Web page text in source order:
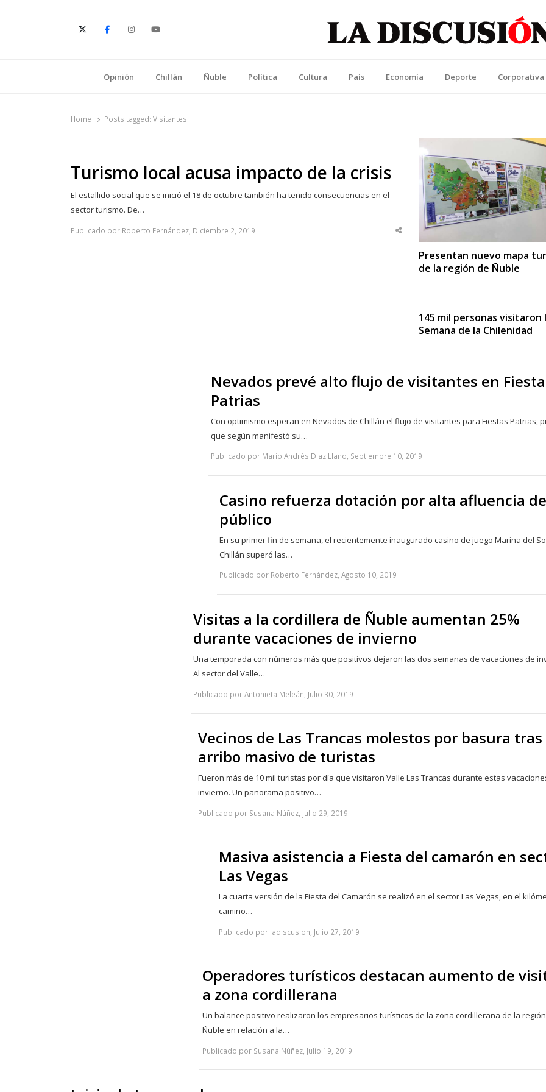
Opinión Chillán Ñuble Política Cultura País Economía Deporte Corporativa
Home Posts tagged: Visitantes
Turismo local acusa impacto de la crisis
El estallido social que se inició el 18 de octubre también ha tenido consecuencias en el
sector turismo. De…
Publicado por Roberto Fernández, Diciembre 2, 2019
Share
Presentan nuevo mapa
de la región de Ñuble
145 mil personas visitaron
Semana de la Chilenidad
Nevados prevé alto flujo de visitantes en
Patrias
Con optimismo esperan en Nevados de Chillán el flujo de visitantes para Fiestas Patrias,
que según manifestó su…
Publicado por Mario Andrés Diaz Llano, Septiembre 10, 2019
Casino refuerza dotación por alta afluencia de
público
En su primer fin de semana, el recientemente inaugurado casino de juego Marina del
Chillán superó las…
Publicado por Roberto Fernández, Agosto 10, 2019
Visitas a la cordillera de Ñuble aumentan 25%
durante vacaciones de invierno
Una temporada con números más que positivos dejaron las dos semanas de vacaciones de
Al sector del Valle…
Publicado por Antonieta Meleán, Julio 30, 2019
Vecinos de Las Trancas molestos por basura tras
arribo masivo de turistas
Fueron más de 10 mil turistas por día que visitaron Valle Las Trancas durante estas
invierno. Un panorama positivo…
Publicado por Susana Núñez, Julio 29, 2019
Masiva asistencia a Fiesta del camarón en
Las Vegas
La cuarta versión de la Fiesta del Camarón se realizó en el sector Las Vegas, en el
camino…
Publicado por ladiscusion, Julio 27, 2019
Operadores turísticos destacan aumento de
a zona cordillerana
Un balance positivo realizaron los empresarios turísticos de la zona cordillerana de la
Ñuble en relación a la…
Publicado por Susana Núñez, Julio 19, 2019